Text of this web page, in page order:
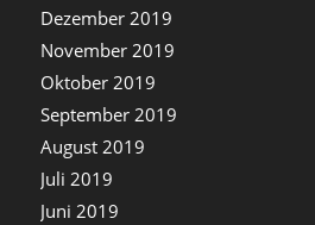
Dezember 2019
November 2019
Oktober 2019
September 2019
August 2019
Juli 2019
Juni 2019